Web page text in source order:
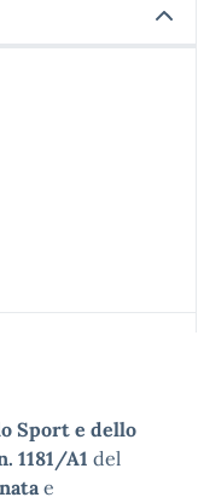
Sport e dello
1181/A1 del
e